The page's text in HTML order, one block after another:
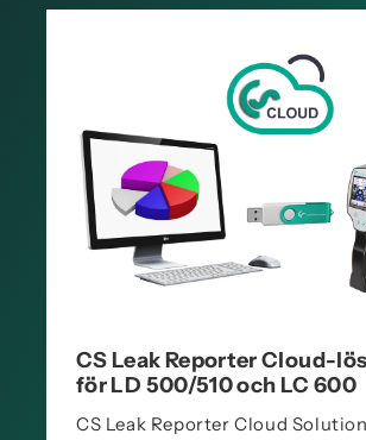
CS Leak Reporter Cloud-
för LD 500/510 och LC 600
CS Leak Reporter Cloud Solution